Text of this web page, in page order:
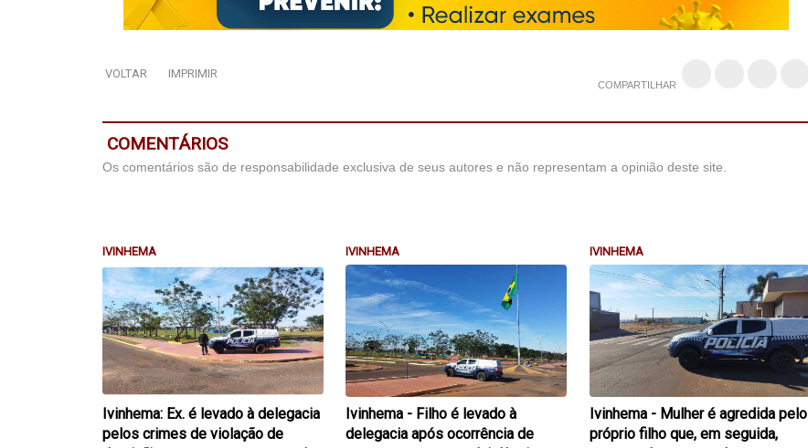
VOLTAR IMPRIMIR
COMPARTILHAR
COMENTÁRIOS
Os comentários são de responsabilidade exclusiva de seus autores e não representam a opinião deste site.
IVINHEMA
Ivinhema: Ex. é levado à delegacia
pelos crimes de violação de
IVINHEMA
Ivinhema - Filho é levado à
delegacia após ocorrência de
IVINHEMA
Ivinhema - Mulher é agredida pelo
próprio filho que, em seguida,